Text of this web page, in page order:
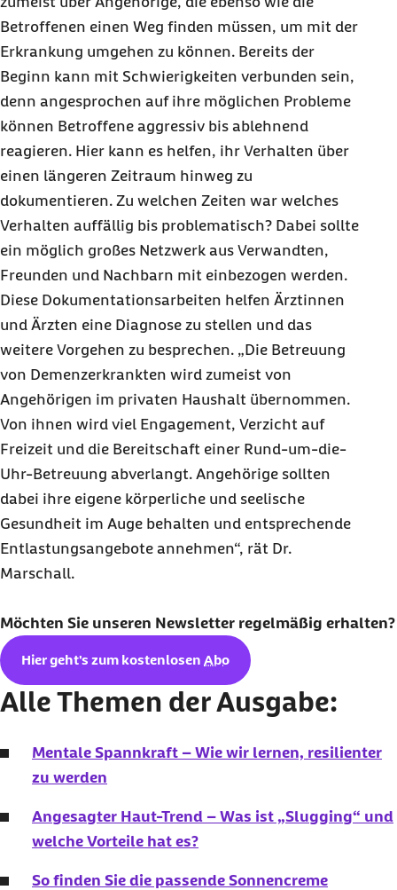
Betroffenen einen Weg finden müssen, um mit der
Erkrankung umgehen zu können. Bereits der
Beginn kann mit Schwierigkeiten verbunden sein,
denn angesprochen auf ihre möglichen Probleme
können Betroffene aggressiv bis ablehnend
reagieren. Hier kann es helfen, ihr Verhalten über
einen längeren Zeitraum hinweg zu
dokumentieren. Zu welchen Zeiten war welches
Verhalten auffällig bis problematisch? Dabei sollte
ein möglich großes Netzwerk aus Verwandten,
Freunden und Nachbarn mit einbezogen werden.
Diese Dokumentationsarbeiten helfen Ärztinnen
und Ärzten eine Diagnose zu stellen und das
weitere Vorgehen zu besprechen. „Die Betreuung
von Demenzerkrankten wird zumeist von
Angehörigen im privaten Haushalt übernommen.
Von ihnen wird viel Engagement, Verzicht auf
Freizeit und die Bereitschaft einer Rund-um-die-
Uhr-Betreuung abverlangt. Angehörige sollten
dabei ihre eigene körperliche und seelische
Gesundheit im Auge behalten und entsprechende
Entlastungsangebote annehmen“, rät Dr.
Marschall.
Möchten Sie unseren Newsletter regelmäßig erhalten?
Hier geht's zum kostenlosen Abo
Alle Themen der Ausgabe:
Mentale Spannkraft – Wie wir lernen, resilienter
zu werden
Angesagter Haut-Trend – Was ist „Slugging“ und
welche Vorteile hat es?
So finden Sie die passende Sonnencreme